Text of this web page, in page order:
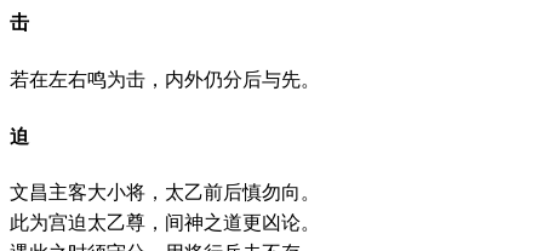
击
若在左右鸣为击，内外仍分后与先。
迫
文昌主客大小将，太乙前后慎勿向。
此为宫迫太乙尊，间神之道更凶论。